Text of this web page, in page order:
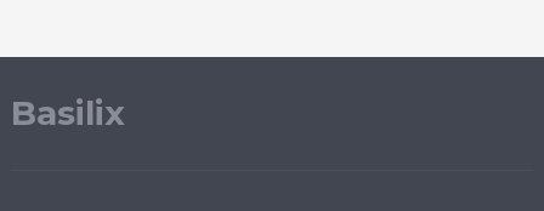
Basilix